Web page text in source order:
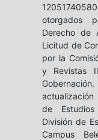
otorgados
Derecho de
Licitud de
por la
y Revistas
de
División de
Campus